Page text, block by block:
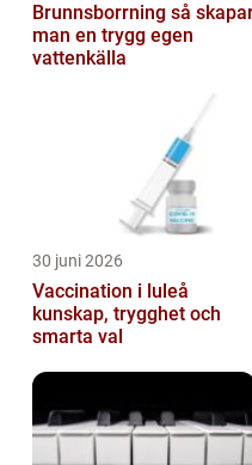
Brunnsborrning så skapar
man en trygg egen
vattenkälla
30 juni 2026
Vaccination i luleå
kunskap, trygghet och
smarta val